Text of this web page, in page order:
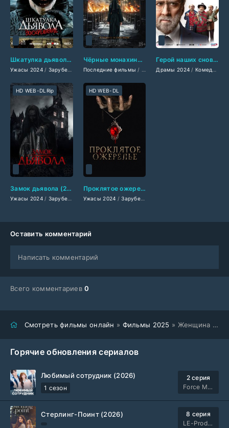
Шкатулка дьявола 3. Воскрешение (2024)
Ужасы 2024/ Зарубежные фильмы 2024 /Фильмы лета 2024 года /Новинки
Чёрные монахини (2025)
Последние фильмы / Фильмы 2025/Ужасы 2025
Герой наших снов (2024)
Драмы 2024 / Комедии 2024
Замок дьявола (2024)
Ужасы 2024/ Зарубежные фильмы 2024 /Последние фильмы
HD WEB-DLRip
Проклятое ожерелье (2024)
Ужасы 2024 /Зарубежные фильмы 2024
HD WEB-DL
Оставить комментарий
Написать комментарий
Всего комментариев0
Смотреть фильмы онлайн » Фильмы 2025 » Женщина в чёрном. Невеста дьявола (2025)
Горячие обновления сериалов
Любимый сотрудник (2026)
1 сезон
2 серия
Force Media
Стерлинг-Поинт (2026)
8 серия
LE-Production